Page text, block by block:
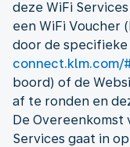
deze WiFi
een WiFi Voucher
door de
connect.klm.com/
boord) of de
af te ronden en
De Overeenkomst
Services gaat in